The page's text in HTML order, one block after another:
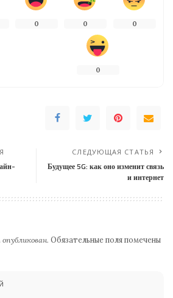
0 0 0
0
СЛЕДУЮЩАЯ СТАТЬЯ
Будущее 5G: как оно изменит связь
и интернет
Обязательные поля помечены